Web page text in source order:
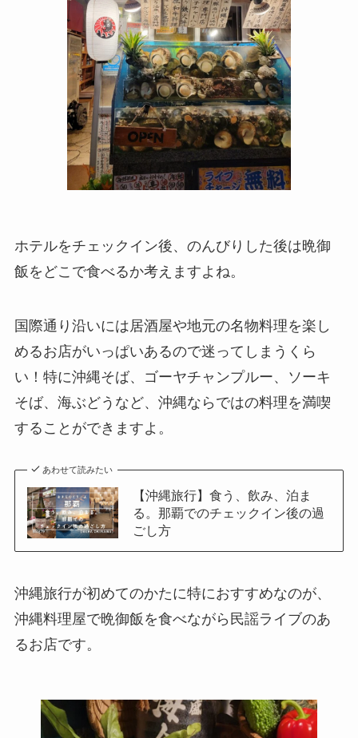
ホテルをチェックイン後、のんびりした後は晩御
飯をどこで食べるか考えますよね。
国際通り沿いには居酒屋や地元の名物料理を楽し
めるお店がいっぱいあるので迷ってしまうくら
い！特に沖縄そば、ゴーヤチャンプルー、ソーキ
そば、海ぶどうなど、沖縄ならではの料理を満喫
することができますよ。
あわせて読みたい
【沖縄旅行】食う、飲み、泊ま
る。那覇でのチェックイン後の過
ごし方
沖縄旅行が初めてのかたに特におすすめなのが、
沖縄料理屋で晩御飯を食べながら民謡ライブのあ
るお店です。